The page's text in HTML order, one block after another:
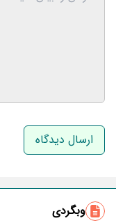
نام و نام خانوادگی
وبگردی